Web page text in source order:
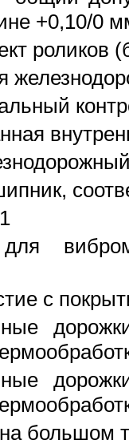
+0,10/0
роликов
с
большом